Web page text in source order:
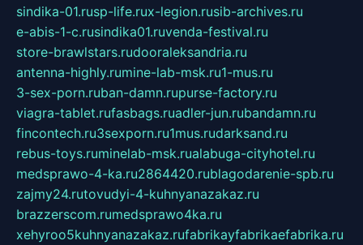
sindika-01.rusp-life.rux-legion.rusib-archives.ru
e-abis-1-c.rusindika01.ruvenda-festival.ru
store-brawlstars.rudooraleksandria.ru
antenna-highly.rumine-lab-msk.ru1-mus.ru
3-sex-porn.ruban-damn.rupurse-factory.ru
viagra-tablet.rufasbags.ruadler-jun.rubandamn.ru
fincontech.ru3sexporn.ru1mus.rudarksand.ru
rebus-toys.ruminelab-msk.rualabuga-cityhotel.ru
medsprawo-4-ka.ru2864420.rublagodarenie-spb.ru
zajmy24.rutovudyi-4-kuhnyanazakaz.ru
brazzerscom.rumedsprawo4ka.ru
xehyroo5kuhnyanazakaz.rufabrikayfabrikaefabrika.ru